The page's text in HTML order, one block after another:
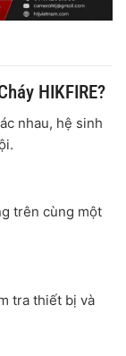
HIKFIRE?
nhau, hệ sinh
trên cùng một
tra thiết bị và